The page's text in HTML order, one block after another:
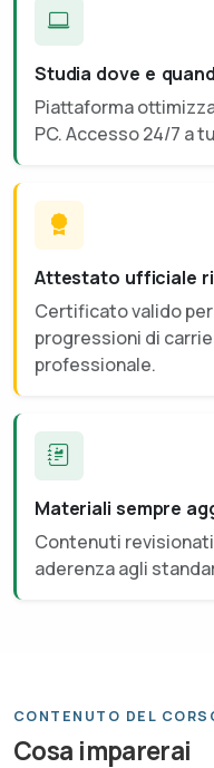
Studia dove e
Piattaforma
PC. Accesso 24/7 a
Attestato ufficiale
Certificato valido
progressioni di
professionale.
Materiali sempre
Contenuti
aderenza agli
CONTENUTO DEL
Cosa imparerai